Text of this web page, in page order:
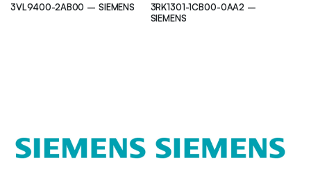
3VL9400-2AB00 – SIEMENS
3RK1301-1CB00-0AA2 –
SIEMENS